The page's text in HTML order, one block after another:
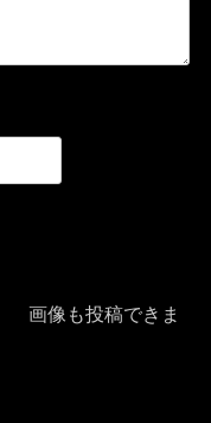
画像も投稿できま